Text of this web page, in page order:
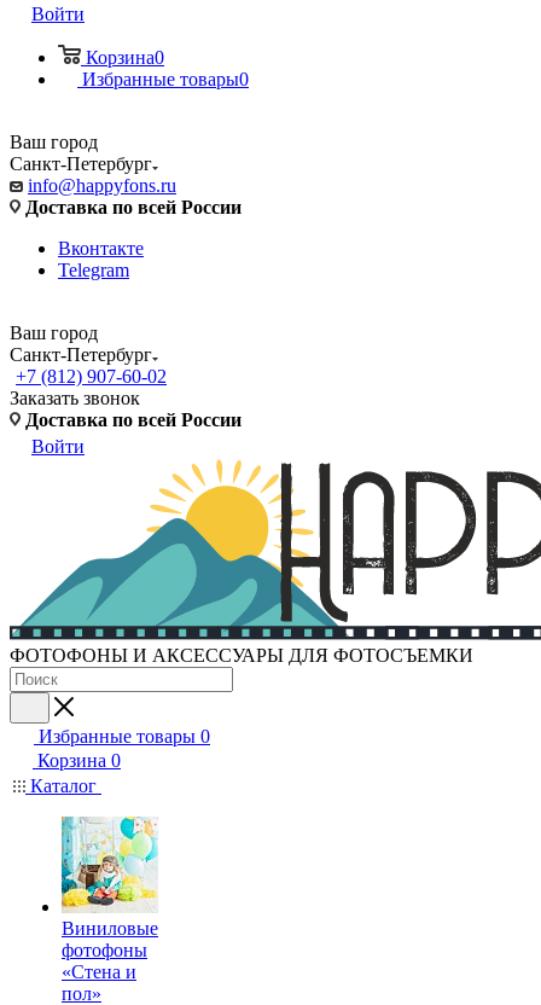
Войти
Корзина0
Избранные товары0
Ваш город
Санкт-Петербург
info@happyfons.ru
Доставка по всей России
Вконтакте
Telegram
Ваш город
Санкт-Петербург
+7 (812) 907-60-02
Заказать звонок
Доставка по всей России
Войти
ФОТОФОНЫ И АКСЕССУАРЫ ДЛЯ ФОТОСЪЕМКИ
Избранные товары 0
Корзина 0
Каталог
Виниловые
фотофоны
«Стена и
пол»